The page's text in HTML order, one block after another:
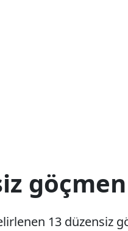
13 düzensiz